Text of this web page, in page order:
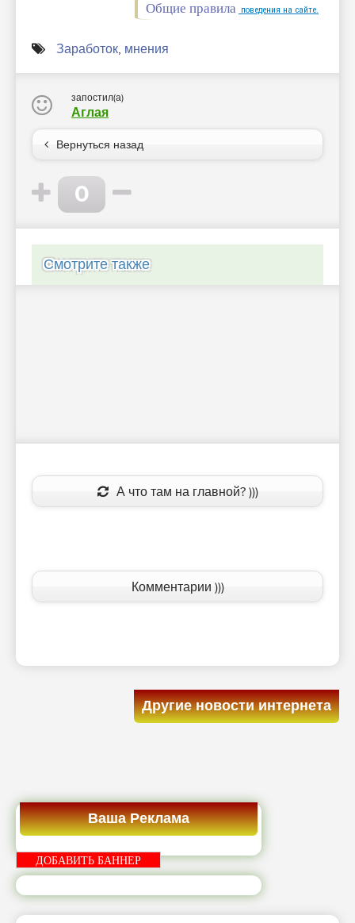
Общие правила поведения на сайте.
Заработок, мнения
запостил(а)
Аглая
Вернуться назад
0
Смотрите также
А что там на главной? )))
Комментарии )))
Другие новости интернета
Ваша Реклама
ДОБАВИТЬ БАННЕР